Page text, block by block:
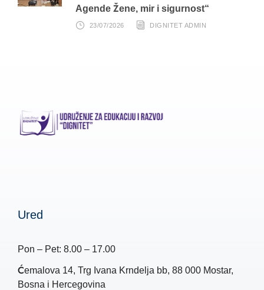
Agende Žene, mir i sigurnost“
23/07/2026 DIGNITET ADMIN
Ured
Pon – Pet: 8.00 – 17.00
Ćemalova 14, Trg Ivana Krndelja bb, 88 000 Mostar,
Bosna i Hercegovina